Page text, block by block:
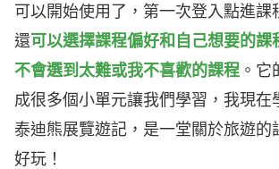
可以開始使用了，第一次登入點進課
還可以選擇課程偏好和自己想要的課
不會選到太難或我不喜歡的課程 。
成很多個小單元讓我們學習，我現在
泰迪熊展覽遊記，是一堂關於旅遊的
好玩！